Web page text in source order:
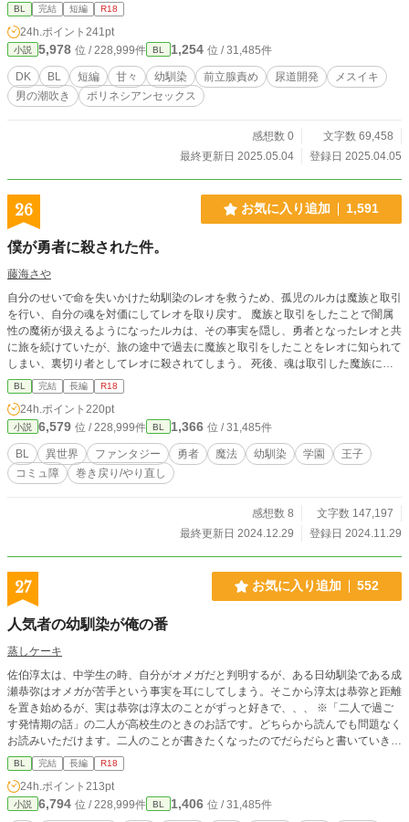
BL 完結 短編 R18
24h.ポイント 241pt
小説 5,978 位 / 228,999件 BL 1,254 位 / 31,485件
DK BL 短編 甘々 幼馴染 前立腺責め 尿道開発
メスイキ
男の潮吹き
ポリネシアンセックス
感想数 0
文字数 69,458
最終更新日 2025.05.04
登録日 2025.04.05
26 お気に入り追加 1,591
僕が勇者に殺された件。
藤海さや
自分のせいで命を失いかけた幼馴染のレオを救うため、孤児のルカは魔族と取引
を行い、自分の魂を対価にしてレオを取り戻す。 魔族と取引をしたことで闇属
性の魔術が扱えるようになったルカは、その事実を隠し、勇者となったレオと共
に旅を続けていたが、旅の途中で過去に魔族と取引をしたことをレオに知られて
しまい、裏切り者としてレオに殺されてしまう。 死後、魂は取引した魔族に捧
げるはずが、何故かルカは再び目覚め、魔族と取引する前の子どもの頃に戻って
いた。不審に思いながらも、最初の人生の記憶があるルカは、レオの死を回避す
る行動をとる。 ◇主人公は他人との交流が苦手で、自己決定が出来ないコミュ
障の子です。 ◇テキトー設定。R18は番外編のみ。ざまあ要素はありません。
◇ノアのその後の話→「婚約者の王子様に愛人がいるらしいが、ペットを探すの
に忙しいので放っておいてくれ。」
BL 完結 長編 R18
24h.ポイント 220pt
小説 6,579 位 / 228,999件 BL 1,366 位 / 31,485件
BL 異世界 ファンタジー 勇者 魔法 幼馴染 学園
王子
コミュ障
巻き戻り/やり直し
感想数 8
文字数 147,197
最終更新日 2024.12.29
登録日 2024.11.29
27 お気に入り追加 552
人気者の幼馴染が俺の番
蒸しケーキ
佐伯淳太は、中学生の時、自分がオメガだと判明するが、ある日幼馴染である成
瀬恭弥はオメガが苦手という事実を耳にしてしまう。そこから淳太は恭弥と距離
を置き始めるが、実は恭弥は淳太のことがずっと好きで、、、 ※「二人で過ご
す発情期の話」の二人が高校生のときのお話です。どちらから読んでも問題なく
お読みいただけます。二人のことが書きたくなったのでだらだらと書いていきま
す。お付き合い頂けましたら幸いです。
BL 完結 長編 R18
24h.ポイント 213pt
小説 6,794 位 / 228,999件 BL 1,406 位 / 31,485件